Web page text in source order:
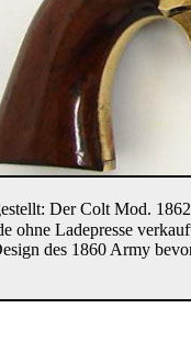
Der Colt Mod.
ohne Ladepresse
des 1860 Army